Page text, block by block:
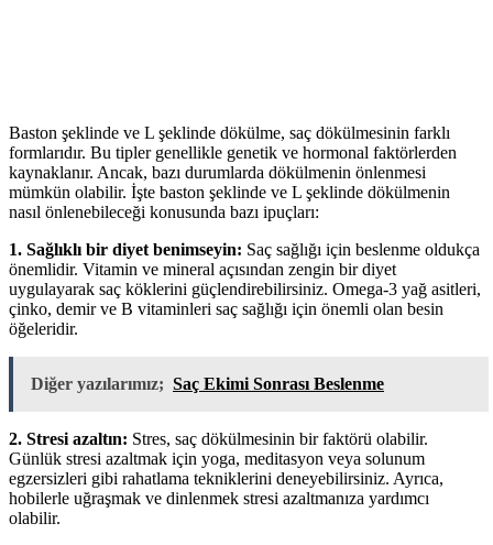
Baston şeklinde ve L şeklinde dökülme, saç dökülmesinin farklı
formlarıdır. Bu tipler genellikle genetik ve hormonal faktörlerden
kaynaklanır. Ancak, bazı durumlarda dökülmenin önlenmesi
mümkün olabilir. İşte baston şeklinde ve L şeklinde dökülmenin
nasıl önlenebileceği konusunda bazı ipuçları:
1. Sağlıklı bir diyet benimseyin: Saç sağlığı için beslenme oldukça
önemlidir. Vitamin ve mineral açısından zengin bir diyet
uygulayarak saç köklerini güçlendirebilirsiniz. Omega-3 yağ asitleri,
çinko, demir ve B vitaminleri saç sağlığı için önemli olan besin
öğeleridir.
Diğer yazılarımız; Saç Ekimi Sonrası Beslenme
2. Stresi azaltın: Stres, saç dökülmesinin bir faktörü olabilir.
Günlük stresi azaltmak için yoga, meditasyon veya solunum
egzersizleri gibi rahatlama tekniklerini deneyebilirsiniz. Ayrıca,
hobilerle uğraşmak ve dinlenmek stresi azaltmanıza yardımcı
olabilir.